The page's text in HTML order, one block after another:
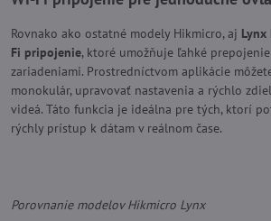
Rovnako ako ostatné modely Hikmicro, aj Lynx
Fi pripojenie, ktoré umožňuje ľahké
zariadeniami. Prostredníctvom aplikácie
monokulár, upravovať nastavenia a rýchlo
videá. Táto funkcia je ideálna pre tých, ktorí
rýchly prístup k dátam v reálnom čase.
Porovnanie modelov Hikmicro Lynx